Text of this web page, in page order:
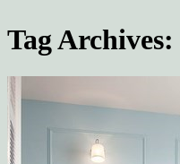
Tag Archives: